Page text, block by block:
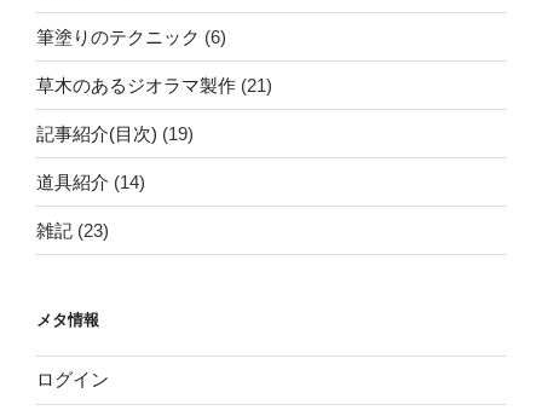
筆塗りのテクニック (6)
草木のあるジオラマ製作 (21)
記事紹介(目次) (19)
道具紹介 (14)
雑記 (23)
メタ情報
ログイン